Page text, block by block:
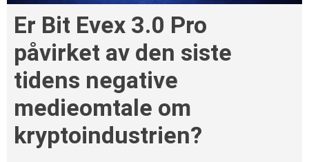
Er Bit Evex 3.0 Pro
påvirket av den siste
tidens negative
medieomtale om
kryptoindustrien?